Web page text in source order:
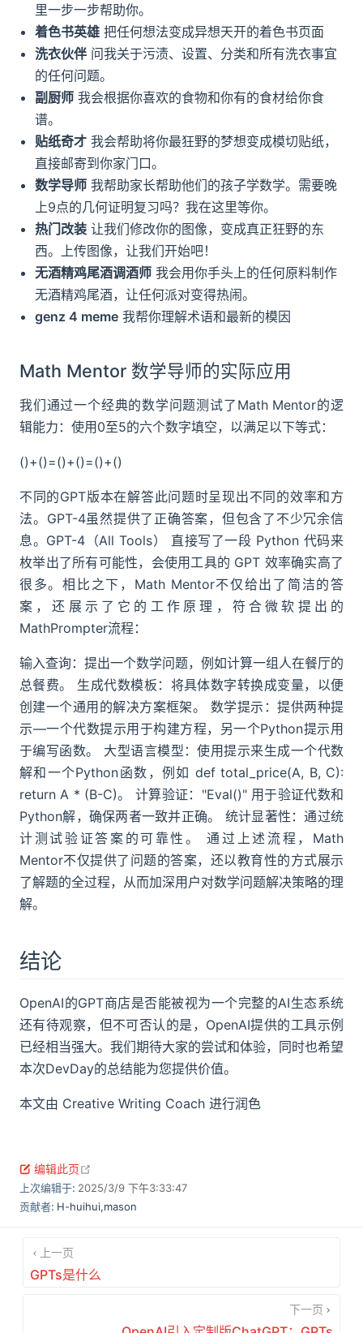
里一步一步帮助你。
着色书英雄 把任何想法变成异想天开的着色书页面
洗衣伙伴 问我关于污渍、设置、分类和所有洗衣事宜
的任何问题。
副厨师 我会根据你喜欢的食物和你有的食材给你食
谱。
贴纸奇才 我会帮助将你最狂野的梦想变成模切贴纸，
直接邮寄到你家门口。
数学导师 我帮助家长帮助他们的孩子学数学。需要晚
上9点的几何证明复习吗？我在这里等你。
热门改装 让我们修改你的图像，变成真正狂野的东
西。上传图像，让我们开始吧！
无酒精鸡尾酒调酒师 我会用你手头上的任何原料制作
无酒精鸡尾酒，让任何派对变得热闹。
genz 4 meme 我帮你理解术语和最新的模因
Math Mentor 数学导师的实际应用
我们通过一个经典的数学问题测试了Math Mentor的逻
辑能力：使用0至5的六个数字填空，以满足以下等式：
()+()=()+()=()+()
不同的GPT版本在解答此问题时呈现出不同的效率和方
法。GPT-4虽然提供了正确答案，但包含了不少冗余信
息。GPT-4（All Tools） 直接写了一段 Python 代码来
枚举出了所有可能性，会使用工具的 GPT 效率确实高了
很多。相比之下，Math Mentor不仅给出了简洁的答
案，还展示了它的工作原理，符合微软提出的
MathPrompter流程：
输入查询：提出一个数学问题，例如计算一组人在餐厅的
总餐费。 生成代数模板：将具体数字转换成变量，以便
创建一个通用的解决方案框架。 数学提示：提供两种提
示—一个代数提示用于构建方程，另一个Python提示用
于编写函数。 大型语言模型：使用提示来生成一个代数
解和一个Python函数，例如 def total_price(A, B, C):
return A * (B-C)。 计算验证："Eval()" 用于验证代数和
Python解，确保两者一致并正确。 统计显著性：通过统
计测试验证答案的可靠性。 通过上述流程，Math
Mentor不仅提供了问题的答案，还以教育性的方式展示
了解题的全过程，从而加深用户对数学问题解决策略的理
解。
结论
OpenAI的GPT商店是否能被视为一个完整的AI生态系统
还有待观察，但不可否认的是，OpenAI提供的工具示例
已经相当强大。我们期待大家的尝试和体验，同时也希望
本次DevDay的总结能为您提供价值。
本文由 Creative Writing Coach 进行润色
编辑此页
上次编辑于: 2025/3/9 下午3:33:47
贡献者: H-huihui,mason
上一页
GPTs是什么
下一页